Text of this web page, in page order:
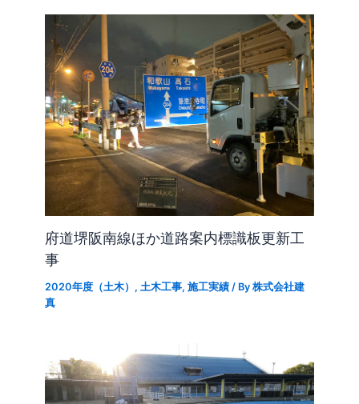
府道堺阪南線ほか道路案内標識板更新工
事
2020年度（土木） ,土木工事,施工実績 / By株式会社建
真